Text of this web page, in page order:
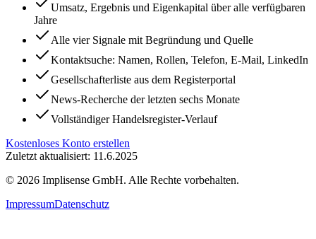
Umsatz, Ergebnis und Eigenkapital über alle verfügbaren
Jahre
Alle vier Signale mit Begründung und Quelle
Kontaktsuche: Namen, Rollen, Telefon, E-Mail, LinkedIn
Gesellschafterliste aus dem Registerportal
News-Recherche der letzten sechs Monate
Vollständiger Handelsregister-Verlauf
Kostenloses Konto erstellen
Zuletzt aktualisiert: 11.6.2025
© 2026 Implisense GmbH. Alle Rechte vorbehalten.
ImpressumDatenschutz